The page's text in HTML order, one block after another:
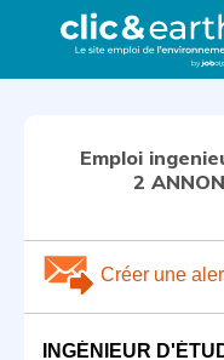
Emploi
2
Créer une